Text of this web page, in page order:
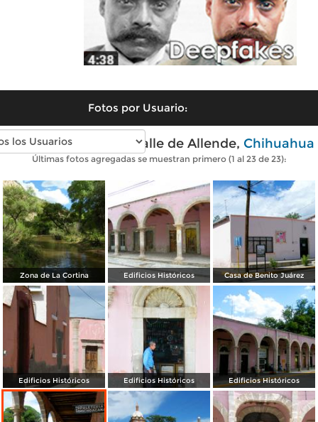
Fotos por Usuario:
Fotos modernas de Valle de Allende, Chihuahua
Últimas fotos agregadas se muestran primero (1 al 23 de 23):
Zona de La Cortina Edificios Históricos Casa de Benito Juárez
Edificios Históricos Edificios Históricos Edificios Históricos